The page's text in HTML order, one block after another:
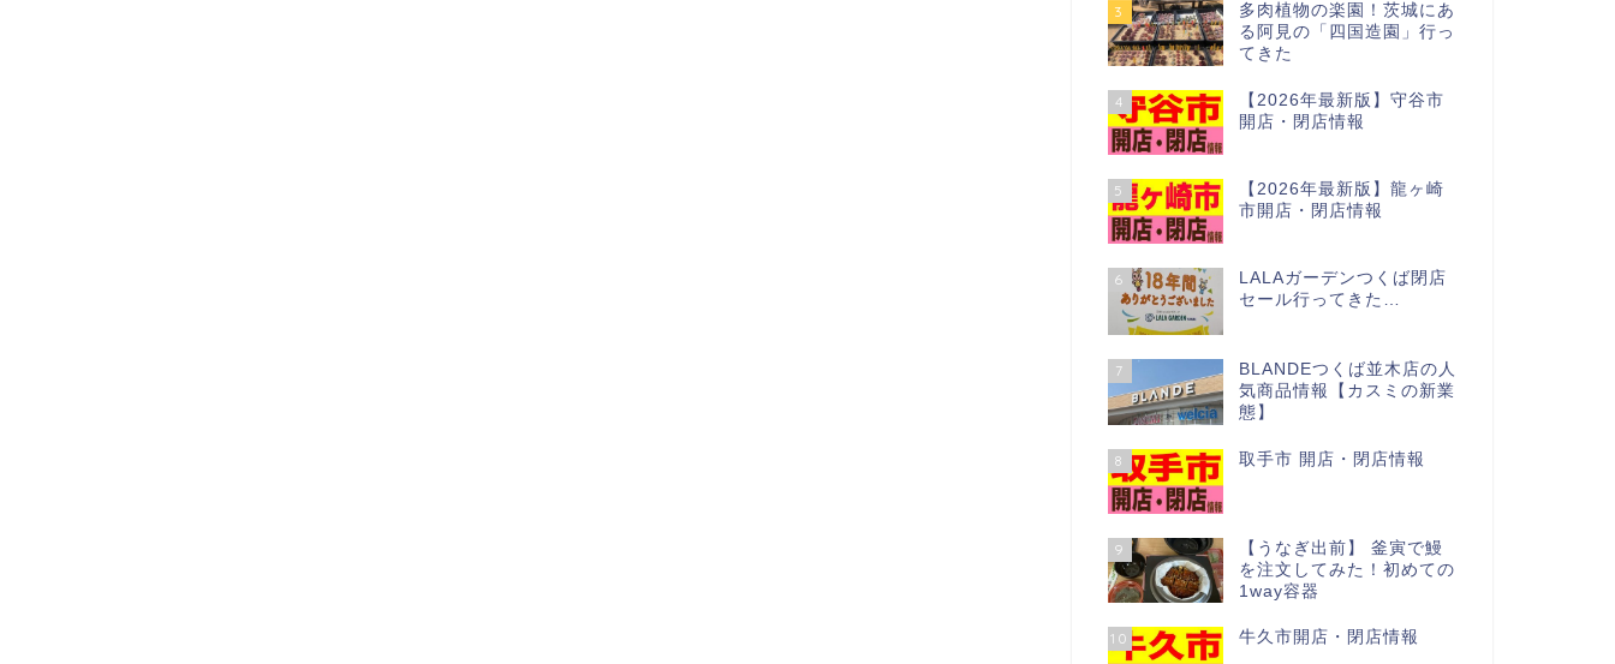
3
多肉植物の楽園！茨城にあ
る阿見の「四国造園」行っ
てきた
4
【2026年最新版】守谷市
開店・閉店情報
5
【2026年最新版】龍ヶ崎
市開店・閉店情報
6
LALAガーデンつくば閉店
セール行ってきた…
7
BLANDEつくば並木店の人
気商品情報【カスミの新業
態】
8 取手市 開店・閉店情報
9
【うなぎ出前】 釜寅で鰻
を注文してみた！初めての
1way容器
10 牛久市開店・閉店情報